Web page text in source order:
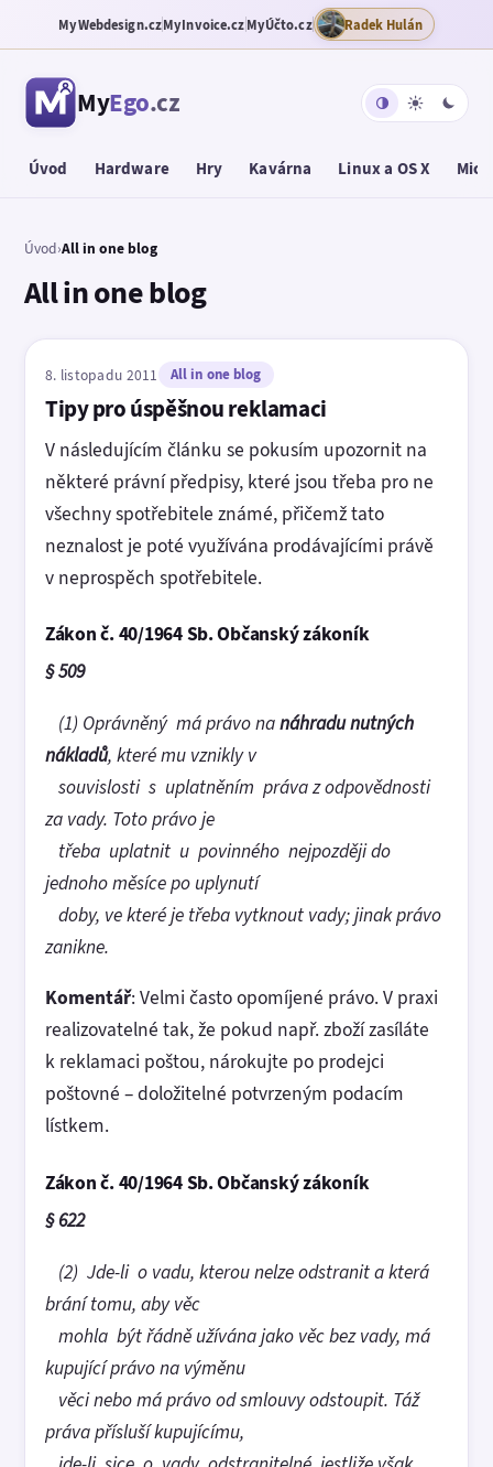
MyWebdesign.czMyInvoice.czMyÚčto.cz Radek Hulán
MyEgo.cz
Úvod Hardware Hry Kavárna Linux a OS X
Úvod›All in one blog
All in one blog
8. listopadu 2011 All in one blog
Tipy pro úspěšnou reklamaci
V následujícím článku se pokusím upozornit na
některé právní předpisy, které jsou třeba pro ne
všechny spotřebitele známé, přičemž tato
neznalost je poté využívána prodávajícími právě
v neprospěch spotřebitele.
Zákon č. 40/1964 Sb. Občanský zákoník
§ 509
(1) Oprávněný má právo nanáhradu nutných
nákladů, které mu vznikly v
souvislosti s uplatněním práva z odpovědnosti
za vady. Toto právo je
třeba uplatnit u povinného nejpozději do
jednoho měsíce po uplynutí
doby, ve které je třeba vytknout vady; jinak právo
zanikne.
Komentář: Velmi často opomíjené právo. V praxi
realizovatelné tak, že pokud např. zboží zasíláte
k reklamaci poštou, nárokujte po prodejci
poštovné – doložitelné potvrzeným podacím
lístkem.
Zákon č. 40/1964 Sb. Občanský zákoník
§ 622
(2) Jde-li o vadu, kterou nelze odstranit a která
brání tomu, aby věc
mohla být řádně užívána jako věc bez vady, má
kupující právo na výměnu
věci nebo má právo od smlouvy odstoupit. Táž
práva přísluší kupujícímu,